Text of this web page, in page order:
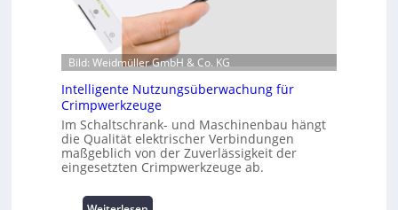
o
n
z
u
m
L
a
s
t
Bild: Weidmüller GmbH & Co. KG
Intelligente Nutzungsüberwachung für
Crimpwerkzeuge
Im Schaltschrank- und Maschinenbau hängt
die Qualität elektrischer Verbindungen
maßgeblich von der Zuverlässigkeit der
eingesetzten Crimpwerkzeuge ab.